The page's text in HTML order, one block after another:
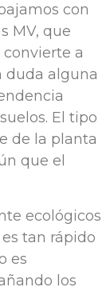
con
MV, que
a
duda alguna
El tipo
de la planta
que el
ecológicos
tan rápido
es
los